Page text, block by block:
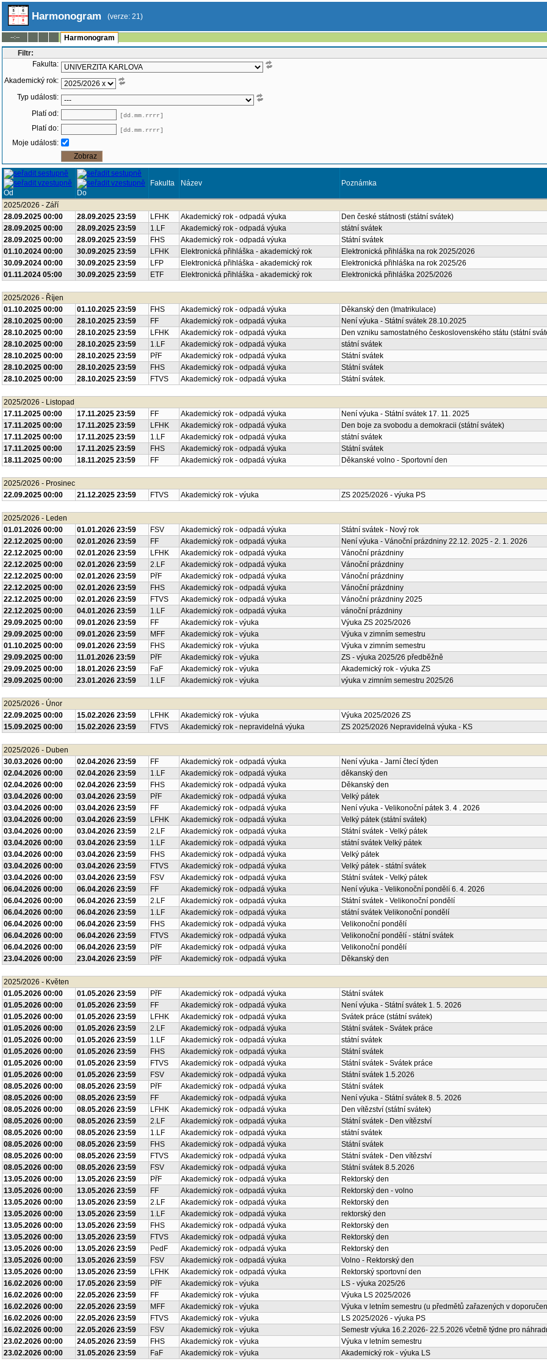
Harmonogram (verze: 21)
--:--
Harmonogram
Filtr:
Fakulta:
Akademický rok:
Typ události:
Platí od:
[dd.mm.rrrr]
Platí do: [dd.mm.rrrr]
Moje události:
Od Do
Fakulta Název Poznámka
2025/2026 - Září
28.09.2025 00:00
28.09.2025 23:59 LFHK Akademický rok - odpadá výuka
Den české státnosti (státní svátek)
28.09.2025 00:00
28.09.2025 23:59 1.LF Akademický rok - odpadá výuka
státní svátek
28.09.2025 00:00
28.09.2025 23:59 FHS Akademický rok - odpadá výuka
Státní svátek
01.10.2024 00:00
30.09.2025 23:59 LFHK Elektronická přihláška - akademický rok
Elektronická přihláška na rok 2025/2026
30.09.2024 00:00
30.09.2025 23:59 LFP Elektronická přihláška - akademický rok
Elektronická přihláška na rok 2025/26
01.11.2024 05:00
30.09.2025 23:59 ETF Elektronická přihláška - akademický rok Elektronická přihláška 2025/2026
2025/2026 - Říjen
01.10.2025 00:00
01.10.2025 23:59 FHS Akademický rok - odpadá výuka
Děkanský den (Imatrikulace)
28.10.2025 00:00
28.10.2025 23:59 FF Akademický rok - odpadá výuka
Není výuka - Státní svátek 28.10.2025
28.10.2025 00:00
28.10.2025 23:59 LFHK Akademický rok - odpadá výuka
Den vzniku samostatného československého státu (státní
28.10.2025 00:00
28.10.2025 23:59 1.LF Akademický rok - odpadá výuka
státní svátek
28.10.2025 00:00
28.10.2025 23:59 PřF Akademický rok - odpadá výuka
Státní svátek
28.10.2025 00:00
28.10.2025 23:59 FHS Akademický rok - odpadá výuka
Státní svátek
28.10.2025 00:00
28.10.2025 23:59 FTVS Akademický rok - odpadá výuka Státní svátek.
2025/2026 - Listopad
17.11.2025 00:00
17.11.2025 23:59 FF Akademický rok - odpadá výuka
Není výuka - Státní svátek 17. 11. 2025
17.11.2025 00:00
17.11.2025 23:59 LFHK Akademický rok - odpadá výuka
Den boje za svobodu a demokracii (státní svátek)
17.11.2025 00:00
17.11.2025 23:59 1.LF Akademický rok - odpadá výuka
státní svátek
17.11.2025 00:00
17.11.2025 23:59 FHS Akademický rok - odpadá výuka
Státní svátek
18.11.2025 00:00
18.11.2025 23:59 FF Akademický rok - odpadá výuka Děkanské volno - Sportovní den
2025/2026 - Prosinec
22.09.2025 00:00
21.12.2025 23:59 FTVS Akademický rok - výuka ZS 2025/2026 - výuka PS
2025/2026 - Leden
01.01.2026 00:00
01.01.2026 23:59 FSV Akademický rok - odpadá výuka
Státní svátek - Nový rok
22.12.2025 00:00
02.01.2026 23:59 FF Akademický rok - odpadá výuka
Není výuka - Vánoční prázdniny 22.12. 2025 - 2. 1. 2026
22.12.2025 00:00
02.01.2026 23:59 LFHK Akademický rok - odpadá výuka
Vánoční prázdniny
22.12.2025 00:00
02.01.2026 23:59 2.LF Akademický rok - odpadá výuka
Vánoční prázdniny
22.12.2025 00:00
02.01.2026 23:59 PřF Akademický rok - odpadá výuka
Vánoční prázdniny
22.12.2025 00:00
02.01.2026 23:59 FHS Akademický rok - odpadá výuka
Vánoční prázdniny
22.12.2025 00:00
02.01.2026 23:59 FTVS Akademický rok - odpadá výuka
Vánoční prázdniny 2025
22.12.2025 00:00
04.01.2026 23:59 1.LF Akademický rok - odpadá výuka
vánoční prázdniny
29.09.2025 00:00
09.01.2026 23:59 FF Akademický rok - výuka
Výuka ZS 2025/2026
29.09.2025 00:00
09.01.2026 23:59 MFF Akademický rok - výuka
Výuka v zimním semestru
01.10.2025 00:00
09.01.2026 23:59 FHS Akademický rok - výuka
Výuka v zimním semestru
29.09.2025 00:00
11.01.2026 23:59 PřF Akademický rok - výuka
ZS - výuka 2025/26 předběžně
29.09.2025 00:00
18.01.2026 23:59 FaF Akademický rok - výuka
Akademický rok - výuka ZS
29.09.2025 00:00
23.01.2026 23:59 1.LF Akademický rok - výuka výuka v zimním semestru 2025/26
2025/2026 - Únor
22.09.2025 00:00
15.02.2026 23:59 LFHK Akademický rok - výuka
Výuka 2025/2026 ZS
15.09.2025 00:00
15.02.2026 23:59 FTVS Akademický rok - nepravidelná výuka ZS 2025/2026 Nepravidelná výuka - KS
2025/2026 - Duben
30.03.2026 00:00
02.04.2026 23:59 FF Akademický rok - odpadá výuka
Není výuka - Jarní čtecí týden
02.04.2026 00:00
02.04.2026 23:59 1.LF Akademický rok - odpadá výuka
děkanský den
02.04.2026 00:00
02.04.2026 23:59 FHS Akademický rok - odpadá výuka
Děkanský den
03.04.2026 00:00
03.04.2026 23:59 PřF Akademický rok - odpadá výuka
Velký pátek
03.04.2026 00:00
03.04.2026 23:59 FF Akademický rok - odpadá výuka
Není výuka - Velikonoční pátek 3. 4 . 2026
03.04.2026 00:00
03.04.2026 23:59 LFHK Akademický rok - odpadá výuka
Velký pátek (státní svátek)
03.04.2026 00:00
03.04.2026 23:59 2.LF Akademický rok - odpadá výuka
Státní svátek - Velký pátek
03.04.2026 00:00
03.04.2026 23:59 1.LF Akademický rok - odpadá výuka
státní svátek Velký pátek
03.04.2026 00:00
03.04.2026 23:59 FHS Akademický rok - odpadá výuka
Velký pátek
03.04.2026 00:00
03.04.2026 23:59 FTVS Akademický rok - odpadá výuka
Velký pátek - státní svátek
03.04.2026 00:00
03.04.2026 23:59 FSV Akademický rok - odpadá výuka
Státní svátek - Velký pátek
06.04.2026 00:00
06.04.2026 23:59 FF Akademický rok - odpadá výuka
Není výuka - Velikonoční pondělí 6. 4. 2026
06.04.2026 00:00
06.04.2026 23:59 2.LF Akademický rok - odpadá výuka
Státní svátek - Velikonoční pondělí
06.04.2026 00:00
06.04.2026 23:59 1.LF Akademický rok - odpadá výuka
státní svátek Velikonoční pondělí
06.04.2026 00:00
06.04.2026 23:59 FHS Akademický rok - odpadá výuka
Velikonoční pondělí
06.04.2026 00:00
06.04.2026 23:59 FTVS Akademický rok - odpadá výuka
Velikonoční pondělí - státní svátek
06.04.2026 00:00
06.04.2026 23:59 PřF Akademický rok - odpadá výuka
Velikonoční pondělí
23.04.2026 00:00
23.04.2026 23:59 PřF Akademický rok - odpadá výuka Děkanský den
2025/2026 - Květen
01.05.2026 00:00
01.05.2026 23:59 PřF Akademický rok - odpadá výuka
Státní svátek
01.05.2026 00:00
01.05.2026 23:59 FF Akademický rok - odpadá výuka
Není výuka - Státní svátek 1. 5. 2026
01.05.2026 00:00
01.05.2026 23:59 LFHK Akademický rok - odpadá výuka
Svátek práce (státní svátek)
01.05.2026 00:00
01.05.2026 23:59 2.LF Akademický rok - odpadá výuka
Státní svátek - Svátek práce
01.05.2026 00:00
01.05.2026 23:59 1.LF Akademický rok - odpadá výuka
státní svátek
01.05.2026 00:00
01.05.2026 23:59 FHS Akademický rok - odpadá výuka
Státní svátek
01.05.2026 00:00
01.05.2026 23:59 FTVS Akademický rok - odpadá výuka
Státní svátek - Svátek práce
01.05.2026 00:00
01.05.2026 23:59 FSV Akademický rok - odpadá výuka
Státní svátek 1.5.2026
08.05.2026 00:00
08.05.2026 23:59 PřF Akademický rok - odpadá výuka
Státní svátek
08.05.2026 00:00
08.05.2026 23:59 FF Akademický rok - odpadá výuka
Není výuka - Státní svátek 8. 5. 2026
08.05.2026 00:00
08.05.2026 23:59 LFHK Akademický rok - odpadá výuka
Den vítězství (státní svátek)
08.05.2026 00:00
08.05.2026 23:59 2.LF Akademický rok - odpadá výuka
Státní svátek - Den vítězství
08.05.2026 00:00
08.05.2026 23:59 1.LF Akademický rok - odpadá výuka
státní svátek
08.05.2026 00:00
08.05.2026 23:59 FHS Akademický rok - odpadá výuka
Státní svátek
08.05.2026 00:00
08.05.2026 23:59 FTVS Akademický rok - odpadá výuka
Státní svátek - Den vítězství
08.05.2026 00:00
08.05.2026 23:59 FSV Akademický rok - odpadá výuka
Státní svátek 8.5.2026
13.05.2026 00:00
13.05.2026 23:59 PřF Akademický rok - odpadá výuka
Rektorský den
13.05.2026 00:00
13.05.2026 23:59 FF Akademický rok - odpadá výuka
Rektorský den - volno
13.05.2026 00:00
13.05.2026 23:59 2.LF Akademický rok - odpadá výuka
Rektorský den
13.05.2026 00:00
13.05.2026 23:59 1.LF Akademický rok - odpadá výuka
rektorský den
13.05.2026 00:00
13.05.2026 23:59 FHS Akademický rok - odpadá výuka
Rektorský den
13.05.2026 00:00
13.05.2026 23:59 FTVS Akademický rok - odpadá výuka
Rektorský den
13.05.2026 00:00
13.05.2026 23:59 PedF Akademický rok - odpadá výuka
Rektorský den
13.05.2026 00:00
13.05.2026 23:59 FSV Akademický rok - odpadá výuka
Volno - Rektorský den
13.05.2026 00:00
13.05.2026 23:59 LFHK Akademický rok - odpadá výuka
Rektorský sportovní den
16.02.2026 00:00
17.05.2026 23:59 PřF Akademický rok - výuka
LS - výuka 2025/26
16.02.2026 00:00
22.05.2026 23:59 FF Akademický rok - výuka
Výuka LS 2025/2026
16.02.2026 00:00
22.05.2026 23:59 MFF Akademický rok - výuka
Výuka v letním semestru (u předmětů zařazených v
16.02.2026 00:00
22.05.2026 23:59 FTVS Akademický rok - výuka
LS 2025/2026 - výuka PS
16.02.2026 00:00
22.05.2026 23:59 FSV Akademický rok - výuka
Semestr výuka 16.2.2026- 22.5.2026 včetně týdne pro
23.02.2026 00:00
24.05.2026 23:59 FHS Akademický rok - výuka
Výuka v letním semestru
23.02.2026 00:00
31.05.2026 23:59 FaF Akademický rok - výuka Akademický rok - výuka LS